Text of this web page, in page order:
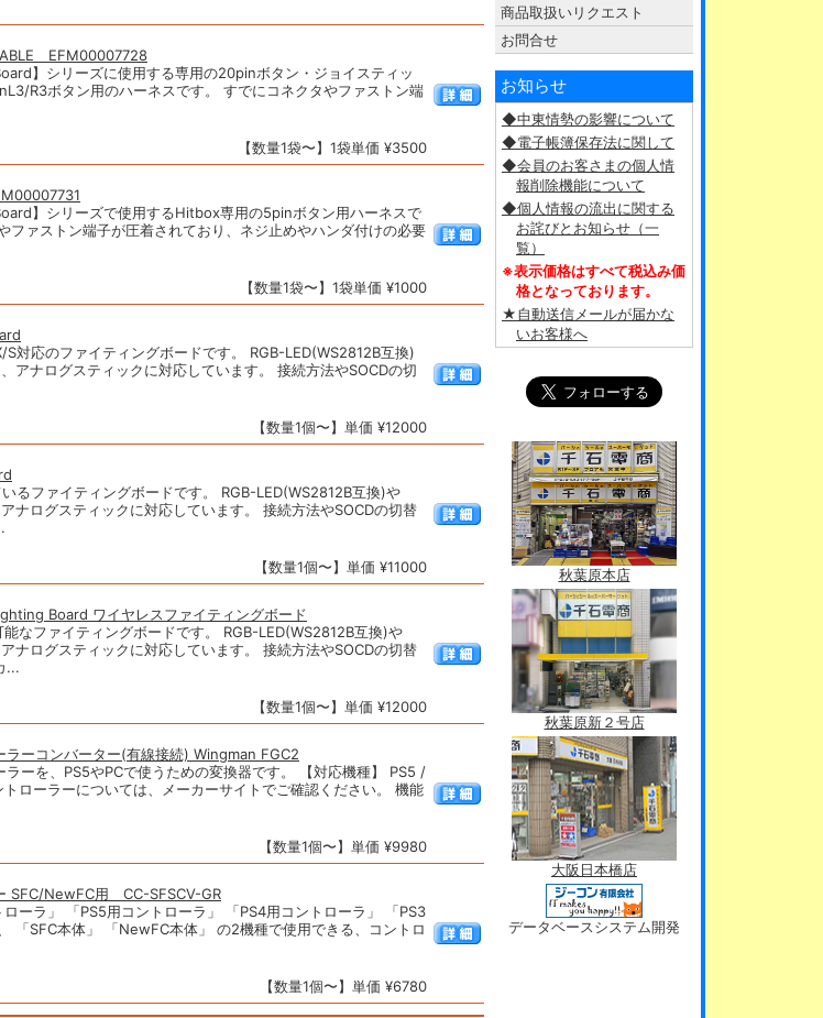
EFM00007728
】シリーズに使用する専用の20pinボタン・ジョイスティッ
R3ボタン用のハーネスです。 すでにコネクタやファストン端
【数量1袋〜】1袋単価 ¥3500
】シリーズで使用するHitbox専用の5pinボタン用ハーネスで
ファストン端子が圧着されており、ネジ止めやハンダ付けの必要
【数量1袋〜】1袋単価 ¥1000
S対応のファイティングボードです。 RGB-LED(WS2812B互換)
アナログスティックに対応しています。 接続方法やSOCDの切
【数量1個〜】単価 ¥12000
るファイティングボードです。 RGB-LED(WS2812B互換)や
ナログスティックに対応しています。 接続方法やSOCDの切替
【数量1個〜】単価 ¥11000
Board ワイヤレスファイティングボード
なファイティングボードです。 RGB-LED(WS2812B互換)や
ナログスティックに対応しています。 接続方法やSOCDの切替
...
【数量1個〜】単価 ¥12000
ラーコンバーター(有線接続) Wingman FGC2
ラーを、PS5やPCで使うための変換器です。 【対応機種】 PS5 /
ローラーについては、メーカーサイトでご確認ください。 機能
【数量1個〜】単価 ¥9980
SFC/NewFC用 CC-SFSCV-GR
ローラ」 「PS5用コントローラ」 「PS4用コントローラ」 「PS3
「SFC本体」 「NewFC本体」 の2機種で使用できる、コントロ
【数量1個〜】単価 ¥6780
商品取扱いリクエスト
お問合せ
お知らせ
◆中東情勢の影響について
◆電子帳簿保存法に関して
◆会員のお客さまの個人情
報削除機能について
◆個人情報の流出に関する
お詫びとお知らせ（一
覧）
※表示価格はすべて税込み価
格となっております。
★自動送信メールが届かな
いお客様へ
秋葉原本店
秋葉原新２号店
大阪日本橋店
データベースシステム開発